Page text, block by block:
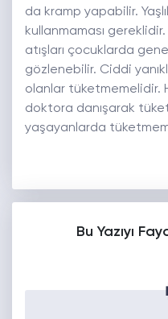
da kramp yapabilir.
kullanmaması
atışları çocuklarda
gözlenebilir. Ciddi
olanlar tüketmemelidir.
doktora danışarak
yaşayanlarda
Bu Yazıyı